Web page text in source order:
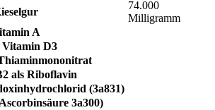
74.000
Milligramm
A
Vitamin D3
als Riboflavin
(3a831)
3a300)